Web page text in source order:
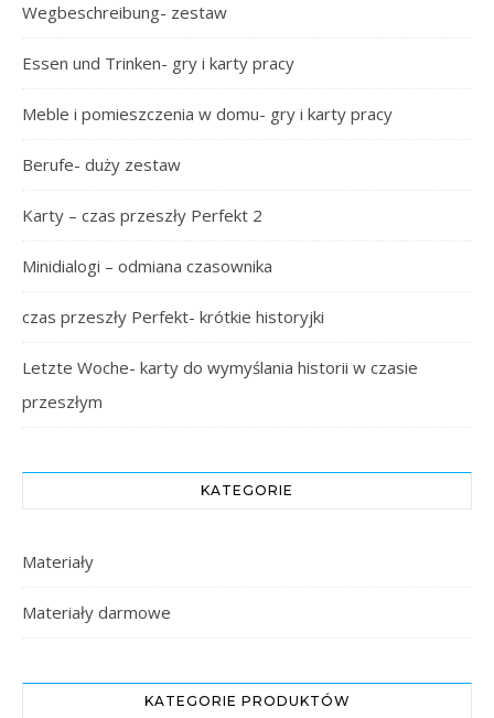
Wegbeschreibung- zestaw
Essen und Trinken- gry i karty pracy
Meble i pomieszczenia w domu- gry i karty pracy
Berufe- duży zestaw
Karty – czas przeszły Perfekt 2
Minidialogi – odmiana czasownika
czas przeszły Perfekt- krótkie historyjki
Letzte Woche- karty do wymyślania historii w czasie
przeszłym
KATEGORIE
Materiały
Materiały darmowe
KATEGORIE PRODUKTÓW